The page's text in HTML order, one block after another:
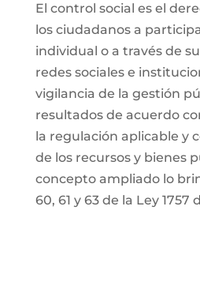
El control social es el
los ciudadanos a
individual o a través de
redes sociales e
vigilancia de la gestión
resultados de acuerdo
la regulación aplicable y
de los recursos y bienes
concepto ampliado lo
60, 61 y 63 de la Ley 1757